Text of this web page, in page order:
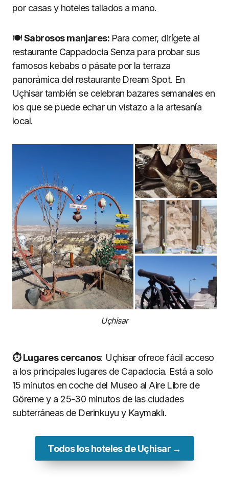
por casas y hoteles tallados a mano.
🍽Sabrosos manjares: Para comer, dirígete al
restaurante Cappadocia Senza para probar sus
famosos kebabs o pásate por la terraza
panorámica del restaurante Dream Spot. En
Uçhisar también se celebran bazares semanales en
los que se puede echar un vistazo a la artesanía
local.
Uçhisar
⏱ Lugares cercanos: Uçhisar ofrece fácil acceso
a los principales lugares de Capadocia. Está a solo
15 minutos en coche del Museo al Aire Libre de
Göreme y a 25-30 minutos de las ciudades
subterráneas de Derinkuyu y Kaymaklı.
Todos los hoteles de Uçhisar →